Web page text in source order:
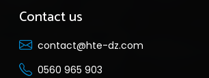
Contact us
contact@hte-dz.com
0560 965 903